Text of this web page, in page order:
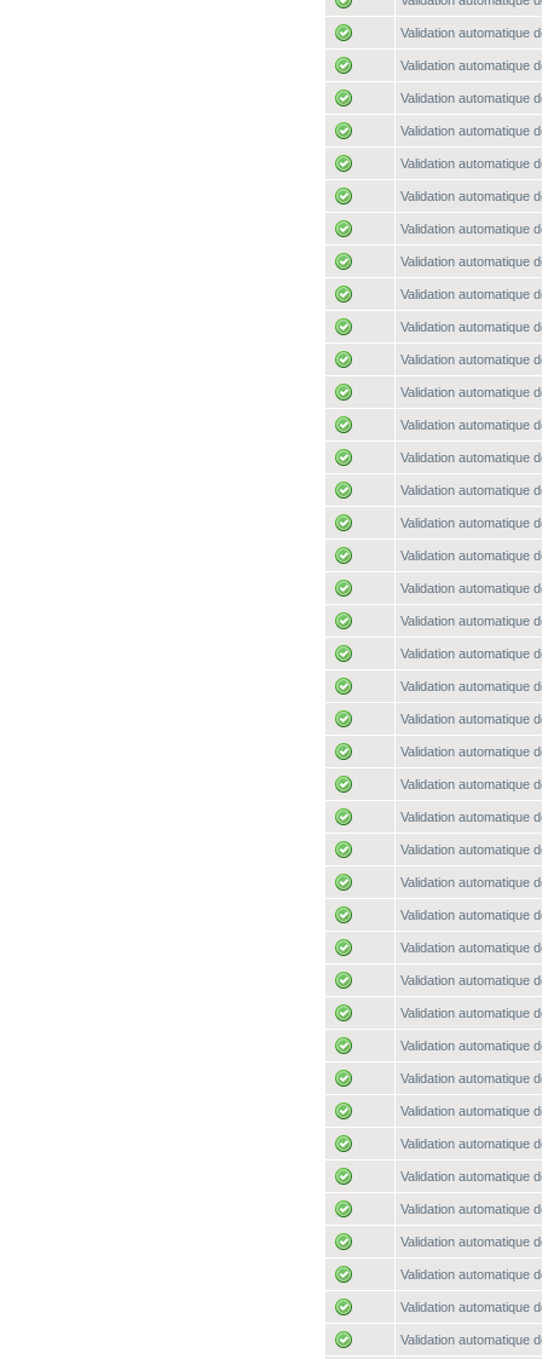
Validation automatique
Validation automatique
Validation automatique
Validation automatique
Validation automatique
Validation automatique
Validation automatique
Validation automatique
Validation automatique
Validation automatique
Validation automatique
Validation automatique
Validation automatique
Validation automatique
Validation automatique
Validation automatique
Validation automatique
Validation automatique
Validation automatique
Validation automatique
Validation automatique
Validation automatique
Validation automatique
Validation automatique
Validation automatique
Validation automatique
Validation automatique
Validation automatique
Validation automatique
Validation automatique
Validation automatique
Validation automatique
Validation automatique
Validation automatique
Validation automatique
Validation automatique
Validation automatique
Validation automatique
Validation automatique
Validation automatique
Validation automatique